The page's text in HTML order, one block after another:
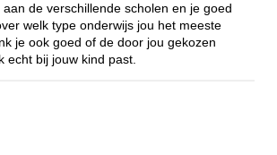
de verschillende scholen en je goed
welk type onderwijs jou het meeste
je ook goed of de door jou gekozen
echt bij jouw kind past.